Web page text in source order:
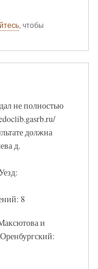
, чтобы
не полностью
должна
д.
8
и